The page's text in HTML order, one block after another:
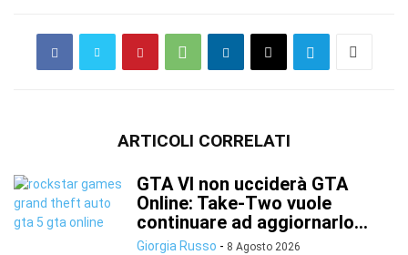
ARTICOLI CORRELATI
GTA VI non ucciderà GTA
Online: Take-Two vuole
continuare ad aggiornarlo...
Giorgia Russo - 8 Agosto 2026